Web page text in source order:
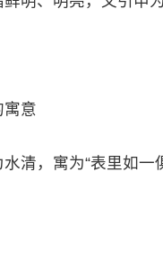
寓意
清，寓为“表里如